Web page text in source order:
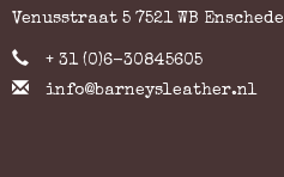
Venusstraat 5 7521 WB Enschede
+ 31 (0)6-30845605
info@barneysleather.nl